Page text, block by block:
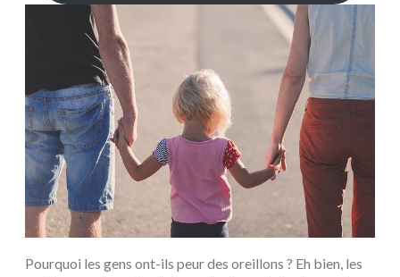
Pourquoi les gens ont-ils peur des oreillons ? Eh bien, les